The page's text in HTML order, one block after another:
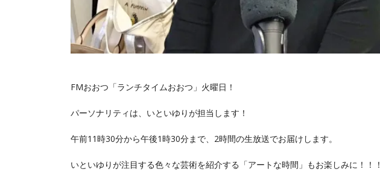
FMおおつ「ランチタイムおおつ」火曜日！
パーソナリティは、いといゆりが担当します！
午前11時30分から午後1時30分まで、2時間の生放送でお届けします。
いといゆりが注目する色々な芸術を紹介する「アートな時間」もお楽しみに！！！